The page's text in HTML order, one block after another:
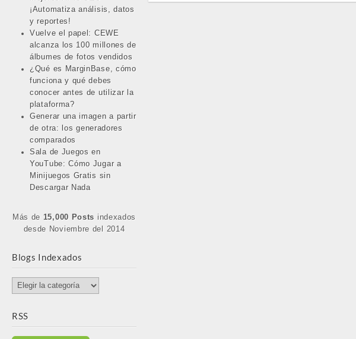
¡Automatiza análisis, datos
y reportes!
Vuelve el papel: CEWE
alcanza los 100 millones de
álbumes de fotos vendidos
¿Qué es MarginBase, cómo
funciona y qué debes
conocer antes de utilizar la
plataforma?
Generar una imagen a partir
de otra: los generadores
comparados
Sala de Juegos en
YouTube: Cómo Jugar a
Minijuegos Gratis sin
Descargar Nada
Más de 15,000 Posts indexados
desde Noviembre del 2014
Blogs Indexados
Blogs
Indexados
RSS